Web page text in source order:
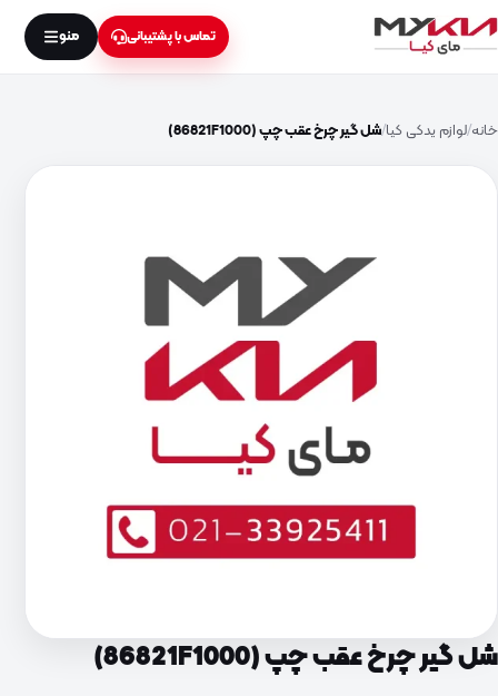
تماس با پشتیبانی منو
خانه لوازم یدکی کیا شل گیر چرخ عقب چپ (86821F1000)
شل گیر چرخ عقب چپ (86821F1000)